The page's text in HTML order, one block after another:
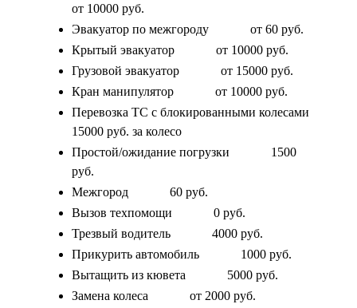
от 10000 руб.
Эвакуатор по межгороду
от 60 руб.
Крытый эвакуатор
от 10000 руб.
Грузовой эвакуатор
от 15000 руб.
Кран манипулятор
от 10000 руб.
Перевозка ТС с блокированными колесами
15000 руб. за колесо
Простой/ожидание погрузки
1500
руб.
Межгород
60 руб.
Вызов техпомощи
0 руб.
Трезвый водитель
4000 руб.
Прикурить автомобиль
1000 руб.
Вытащить из кювета
5000 руб.
Замена колеса
от 2000 руб.